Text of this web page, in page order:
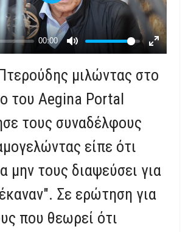
μιλώντας στο
του Aegina Portal
τους συναδέλφους
είπε ότι
μην τους διαψεύσει για
Σε ερώτηση για
που θεωρεί ότι